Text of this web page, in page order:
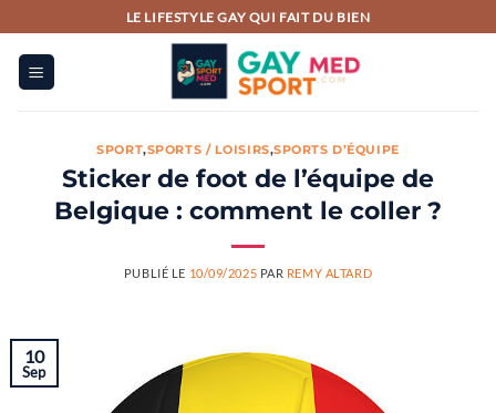
au
contenu
LE LIFESTYLE GAY QUI FAIT DU BIEN
SPORT,SPORTS / LOISIRS,SPORTS D’ÉQUIPE
Sticker de foot de l’équipe de
Belgique : comment le coller ?
PUBLIÉ LE 10/09/2025 PAR REMY ALTARD
10
Sep